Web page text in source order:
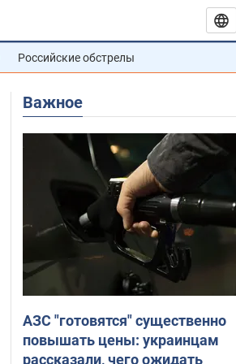
Российские обстрелы
Важное
АЗС "готовятся" существенно
повышать цены: украинцам
рассказали, чего ожидать